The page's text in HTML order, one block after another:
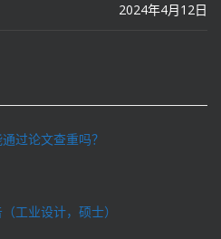
2024年4月12日
过论文查重吗？
工业设计，硕士）